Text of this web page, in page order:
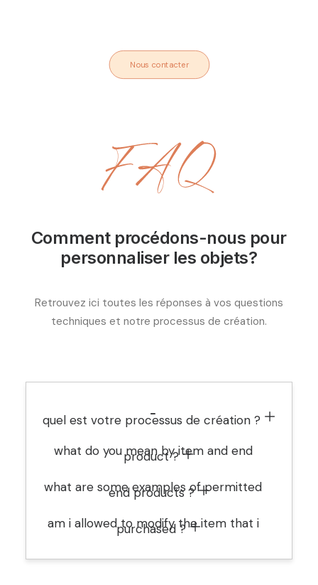
Nous contacter
Comment procédons-nous pour
personnaliser les objets?
Retrouvez ici toutes les réponses à vos questions
techniques et notre processus de création.
quel est votre processus de création ? ㅤ
what do you mean by item and end
product ? ㅤ
what are some examples of permitted
end products ? ㅤ
am i allowed to modify the item that i
purchased ? ㅤ